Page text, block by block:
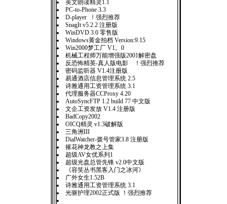
英文朗读精灵1.1
PC-to-Phone 3.3
D-player ！强烈推荐
SnagIt v5.2.2 注册版
WinDVD 3.0 零售版
Windows黄金拍档 Version:9.15
Win2000梦工厂 V1。0
机械工程师万能增强版2001解密盘
反恐怖精英-真人版电影 ！强烈推荐
密码监听器 V1.4注册版
易通酒店信息管理系统 2.5
诗雅通用工资管理系统 3.1
代理服务器CCProxy 4.20
AutoSyncFTP 1.2 build 77 中文版
文企工资发放 V1.4 注册版
BadCopy2002
OICQ精灵 v1.3破解版
三角洲III
DialWatcher-拨号管家3.8 注册版
摧花神龙教之上集
超级AV女优系列1
超级光盘总管先锋 v2.0中文版
《容笑丛书黑客入门之冰河》
广外女生1.52B
诗雅通用工资管理系统 3.1
光驱护理2002正式版 ！强烈推荐